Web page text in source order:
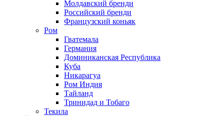
Молдавский бренди
Российский бренди
Французский коньяк
Ром
Гватемала
Германия
Доминиканская Республика
Куба
Никарагуа
Ром Индия
Тайланд
Тринидад и Тобаго
Текила